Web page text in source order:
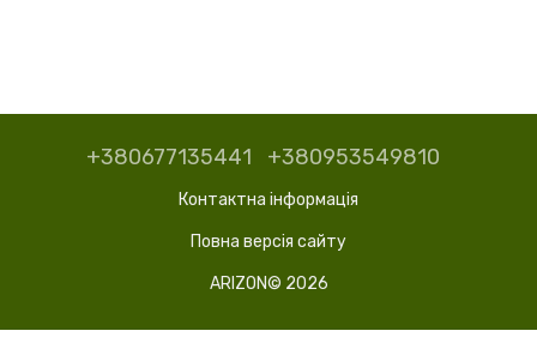
+380677135441 +380953549810
Контактна інформація
Повна версія сайту
ARIZON© 2026